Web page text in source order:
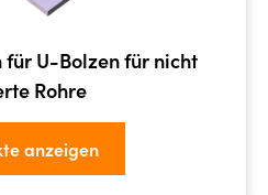
U-Bolzen für nicht
Rohre
anzeigen